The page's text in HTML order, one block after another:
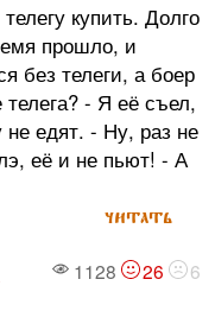
купить. Долго
прошло, и
без телеги, а боер
- Я её съел,
едят. - Ну, раз не
её и не пьют! - А
читать
1128 26 6